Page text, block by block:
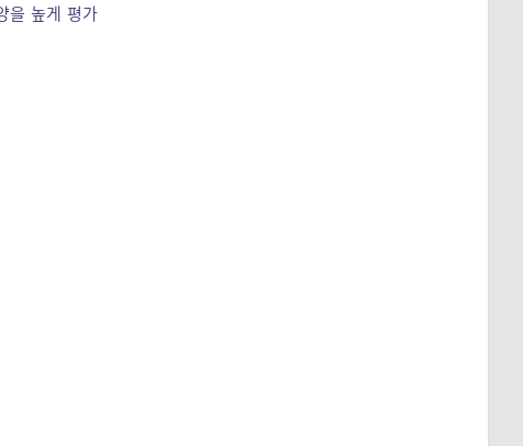
을 높게 평가